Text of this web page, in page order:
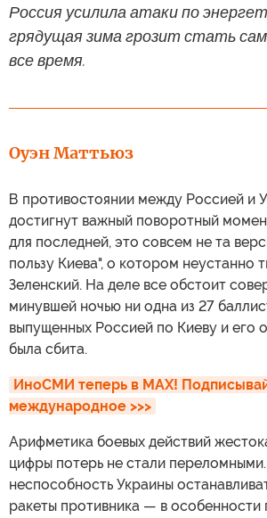
Россия усилила атаки по
грядущая зима грозит стать
все время.
Оуэн Маттьюз
В противостоянии между Россией и
достигнут важный поворотный
для последней, это совсем не та
пользу Киева", о котором неустанно
Зеленский. На деле все обстоит
минувшей ночью ни одна из 27
выпущенных Россией по Киеву и его
была сбита.
ИноСМИ теперь в MAX!
международное >>>
Арифметика боевых действий
цифры потерь не стали
неспособность Украины
ракеты противника — в особенности